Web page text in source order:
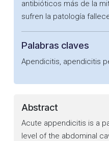
antibióticos más de la
sufren la patología
Palabras claves
Apendicitis, apendicitis
Abstract
Acute appendicitis is a
level of the abdominal